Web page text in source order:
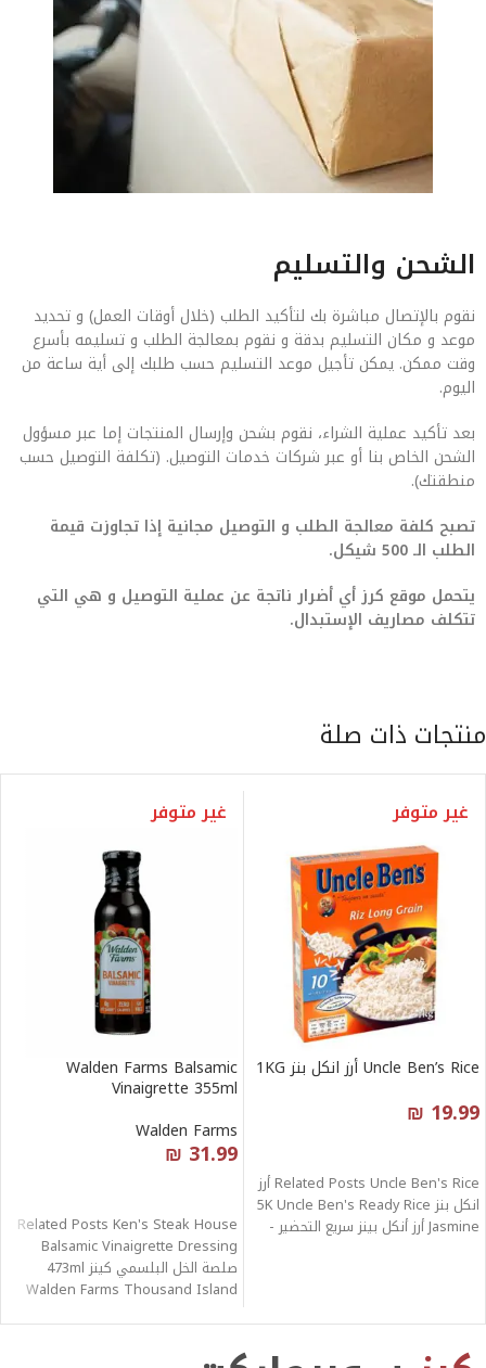
الشحن والتسليم
نقوم بالإتصال مباشرة بك لتأكيد الطلب (خلال أوقات العمل) و تحديد
موعد و مكان التسليم بدقة و نقوم بمعالجة الطلب و تسليمه بأسرع
وقت ممكن. يمكن تأجيل موعد التسليم حسب طلبك إلى أية ساعة من
اليوم.
بعد تأكيد عملية الشراء، نقوم بشحن وإرسال المنتجات إما عبر مسؤول
الشحن الخاص بنا أو عبر شركات خدمات التوصيل. (تكلفة التوصيل حسب
منطقتك).
تصبح كلفة معالجة الطلب و التوصيل مجانية إذا تجاوزت قيمة
الطلب الـ 500 شيكل.
يتحمل موقع كرز أي أضرار ناتجة عن عملية التوصيل و هي التي
تتكلف مصاريف الإستبدال.
منتجات ذات صلة
غير متوفر
Uncle Ben’s Rice أرز انكل بنز 1KG
₪ 19.99
Related Posts Uncle Ben's Rice أرز
انكل بنز 5K Uncle Ben's Ready Rice
Jasmine أرز أنكل بينز سريع التحضير -
غير متوفر
Walden Farms Balsamic
Vinaigrette 355ml
Walden Farms
₪ 31.99
Related Posts Ken's Steak House
Balsamic Vinaigrette Dressing
صلصة الخل البلسمي كينز 473ml
Walden Farms Thousand Island